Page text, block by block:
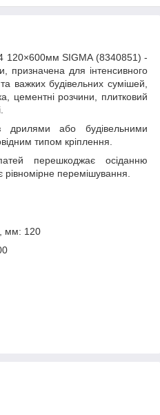
120×600мм SIGMA (8340851) -
призначена для інтенсивного
важких будівельних сумішей,
цементні розчини, плитковий
дрилями або будівельними
типом кріплення.
перешкоджає осіданню
рівномірне перемішування.
мм: 120